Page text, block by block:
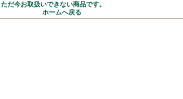
だ今お取扱いできない商品です。
ホームへ戻る